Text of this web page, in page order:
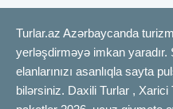
Turlar.az Azərbaycanda
yerləşdirməyə imkan yaradır.
elanlarınızı asanlıqla sayta
bilərsiniz. Daxili Turlar ,